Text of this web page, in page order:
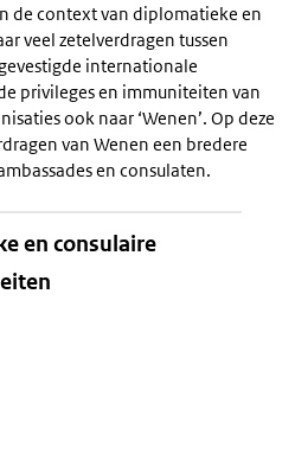
de context van diplomatieke en
veel zetelverdragen tussen
internationale
privileges en immuniteiten van
ook naar ‘Wenen’. Op deze
van Wenen een bredere
en consulaten.
en consulaire